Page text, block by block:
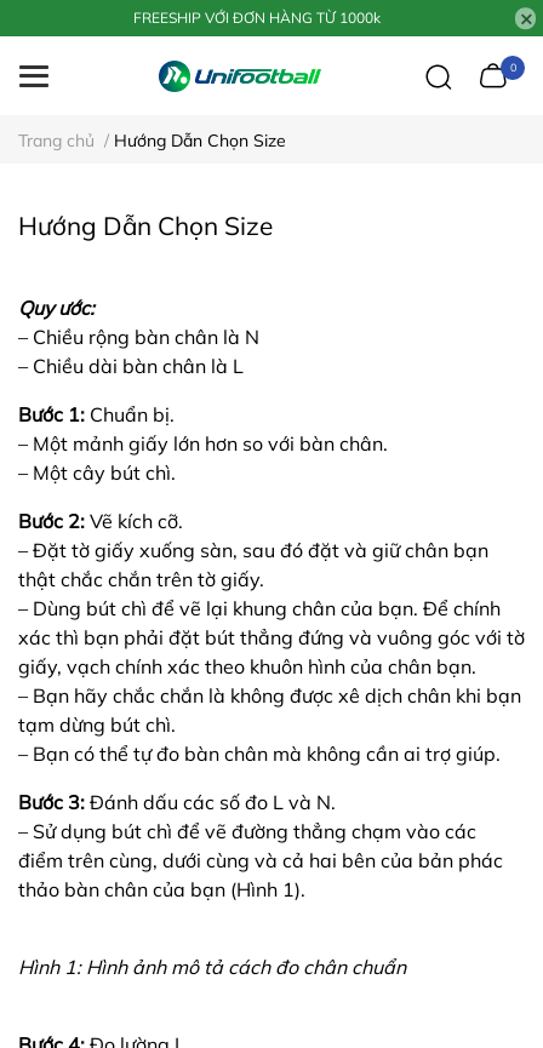
FREESHIP VỚI ĐƠN HÀNG TỪ 1000k
0
Trang chủ / Hướng Dẫn Chọn Size
Hướng Dẫn Chọn Size
Quy ước:
– Chiều rộng bàn chân là N
– Chiều dài bàn chân là L
Bước 1: Chuẩn bị.
– Một mảnh giấy lớn hơn so với bàn chân.
– Một cây bút chì.
Bước 2: Vẽ kích cỡ.
– Đặt tờ giấy xuống sàn, sau đó đặt và giữ chân bạn
thật chắc chắn trên tờ giấy.
– Dùng bút chì để vẽ lại khung chân của bạn. Để chính
xác thì bạn phải đặt bút thẳng đứng và vuông góc với tờ
giấy, vạch chính xác theo khuôn hình của chân bạn.
– Bạn hãy chắc chắn là không được xê dịch chân khi bạn
tạm dừng bút chì.
– Bạn có thể tự đo bàn chân mà không cần ai trợ giúp.
Bước 3: Đánh dấu các số đo L và N.
– Sử dụng bút chì để vẽ đường thẳng chạm vào các
điểm trên cùng, dưới cùng và cả hai bên của bản phác
thảo bàn chân của bạn (Hình 1).
Hình 1: Hình ảnh mô tả cách đo chân chuẩn